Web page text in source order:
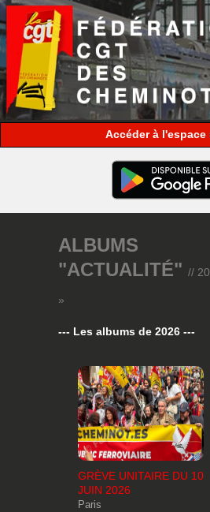
espace
ALBUMS
"ACTUALITÉ"//
»
--- Les albums de 2026 ---
GRÈVE UNITAIRE DU 10
JUIN 2026
Paris